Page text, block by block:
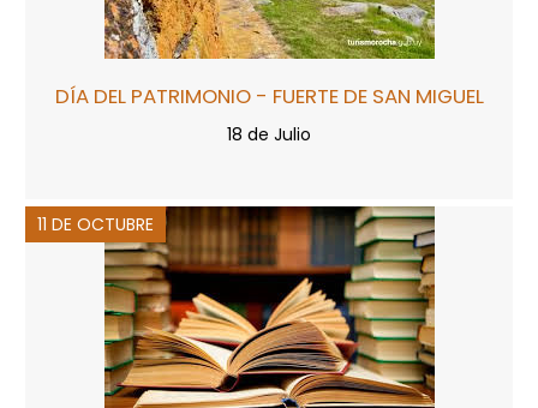
DÍA DEL PATRIMONIO - FUERTE DE SAN MIGUEL
18 de Julio
11 DE OCTUBRE